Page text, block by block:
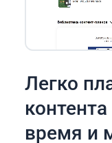
Легко
время и